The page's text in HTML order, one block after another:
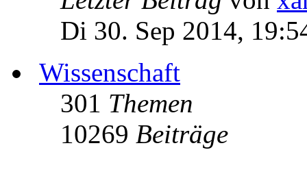
Di 30. Sep 2014,
Wissenschaft
301 Themen
10269 Beiträge